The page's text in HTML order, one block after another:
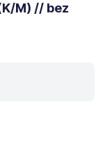
M) // bez